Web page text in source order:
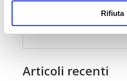
Rifiuta
« Post precedenti
Articoli recenti